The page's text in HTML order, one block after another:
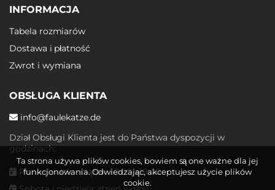
INFORMACJA
Tabela rozmiarów
Dostawa i płatność
Zwrot i wymiana
OBSŁUGA KLIENTA
info@faulekatze.de
Dział Obsługi Klienta jest do Państwa dyspozycji w
godzinach:
Poniedziałek - piątek: 10:00 - 19:00
Ta strona używa plików cookies, bowiem są one ważne dla jej
funkcjonowania. Odwiedzając, akceptujesz użycie plików
cookie.